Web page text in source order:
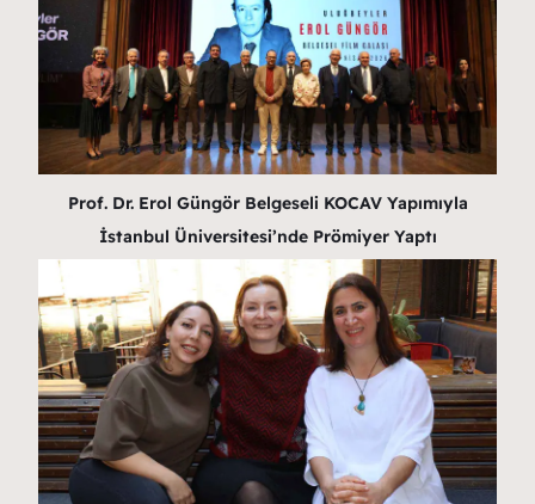
Prof. Dr. Erol Güngör Belgeseli KOCAV Yapımıyla
İstanbul Üniversitesi’nde Prömiyer Yaptı